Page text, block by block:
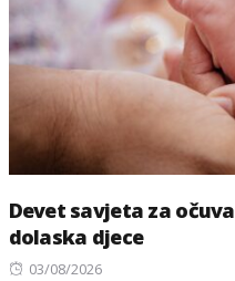
Devet savjeta za
dolaska djece
Posted
03/08/2026